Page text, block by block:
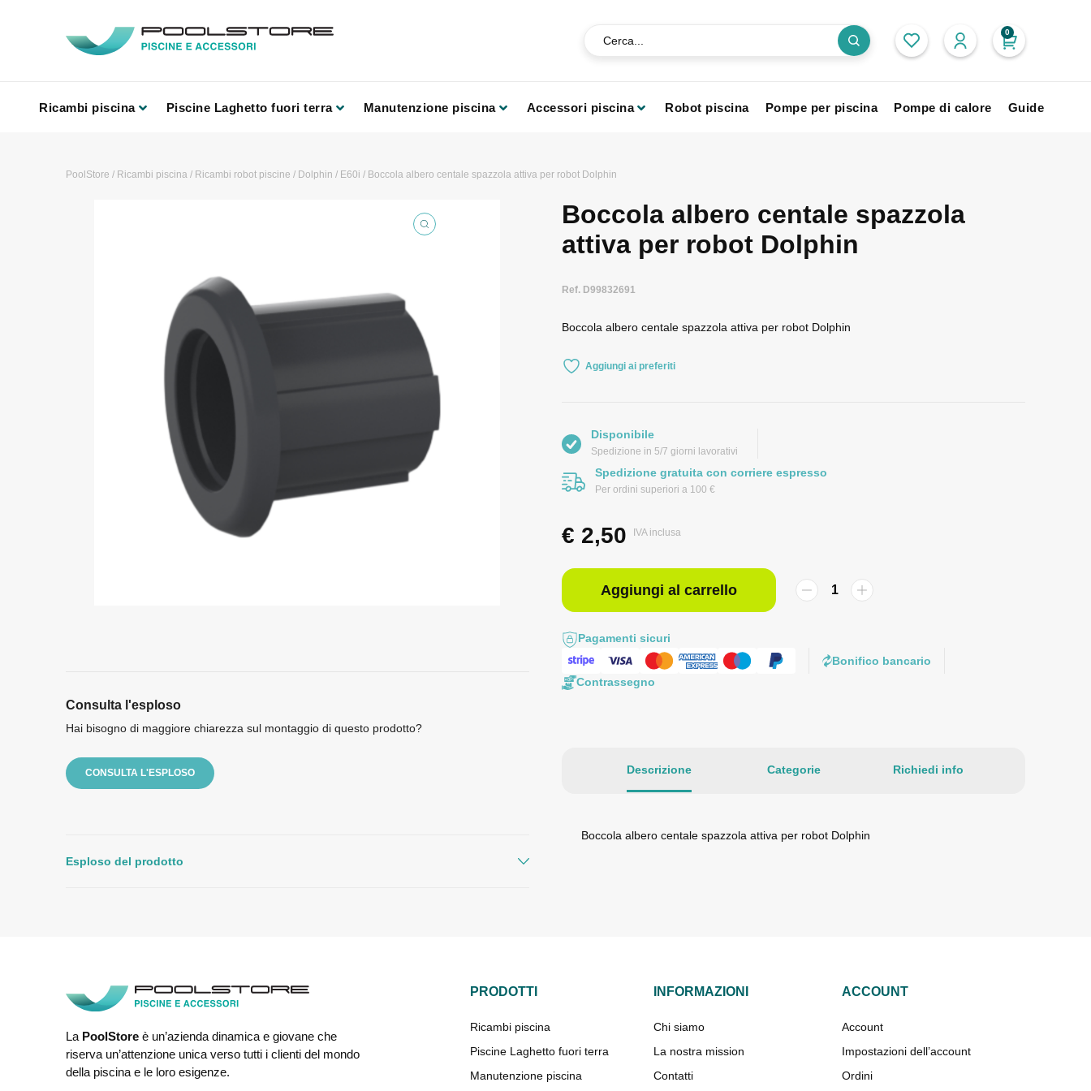
0
Ricambi piscina Piscine Laghetto fuori terra Manutenzione piscina Accessori piscina Robot piscina Pompe per piscina Pompe di calore Guide
PoolStore / Ricambi piscina/ Ricambi robot piscine / Dolphin / E60i / Boccola albero centale spazzola attiva per robot Dolphin
Consulta l'esploso
Hai bisogno di maggiore chiarezza sul montaggio di questo prodotto?
CONSULTA L'ESPLOSO
Esploso del prodotto
Boccola albero centale spazzola
attiva per robot Dolphin
Ref. D99832691
Boccola albero centale spazzola attiva per robot Dolphin
Aggiungi ai preferiti
Disponibile
Spedizione in 5/7 giorni lavorativi
Spedizione gratuita con corriere espresso
Per ordini superiori a 100 €
€ 2,50 IVA inclusa
Aggiungi al carrello
Pagamenti sicuri
Bonifico bancario
Contrassegno
Descrizione Categorie Richiedi info
Boccola albero centale spazzola attiva per robot Dolphin
La PoolStoreè un’azienda dinamica e giovane che
riserva un’attenzione unica verso tutti i clienti del mondo
della piscina e le loro esigenze.
PRODOTTI
Ricambi piscina
Piscine Laghetto fuori terra
Manutenzione piscina
INFORMAZIONI
Chi siamo
La nostra mission
Contatti
ACCOUNT
Account
Impostazioni dell’account
Ordini